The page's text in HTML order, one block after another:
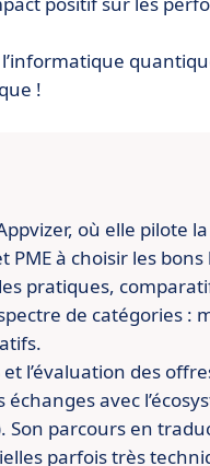
!
où elle pilote
à choisir les
pratiques,
de catégories :
l’évaluation des
avec
Son parcours en
parfois très